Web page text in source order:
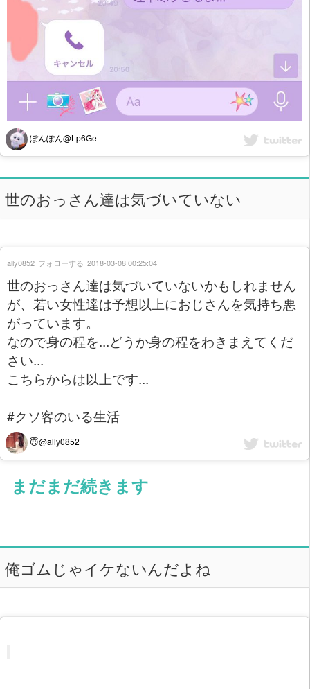
ぽんぽん@Lp6Ge
世のおっさん達は気づいていない
世のおっさん達は気づいていないかもしれません
が、若い女性達は予想以上におじさんを気持ち悪
がっています。
なので身の程を...どうか身の程をわきまえてくだ
さい...
こちらからは以上です...
#クソ客のいる生活
😇@ally0852
ally0852 フォローする 2018-03-08 00:25:04
まだまだ続きます
俺ゴムじゃイケないんだよね